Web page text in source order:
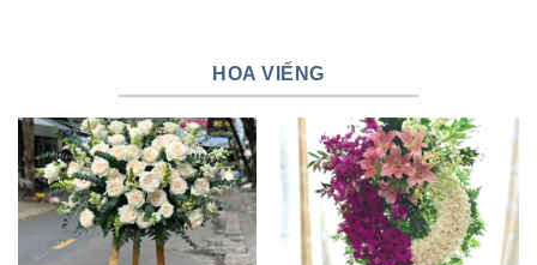
HOA VIẾNG